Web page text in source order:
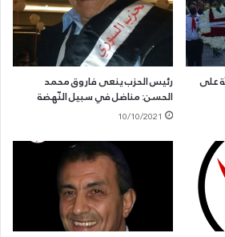
على
رئيس الحزب ينعى فاروق محمد
الحسن: مناضل في سبيل النّهضة
10/10/2021